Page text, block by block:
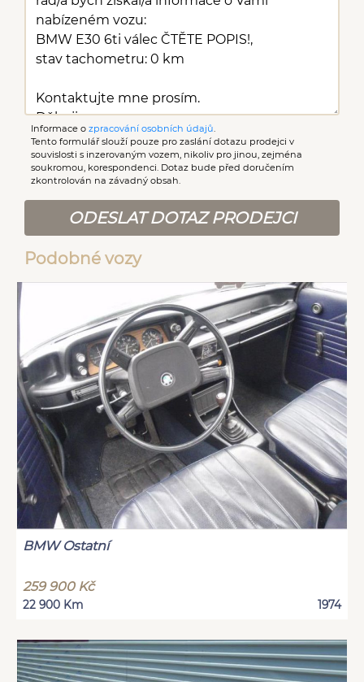
Informace o zpracování osobních údajů
Tento formulář slouží pouze pro zaslání dotazu prodejci v
souvislosti s inzerovaným vozem, nikoliv pro jinou, zejména
soukromou, korespondenci. Dotaz bude před doručením
zkontrolován na závadný obsah.
ODESLAT DOTAZ PRODEJCI
Podobné vozy
BMW Ostatní
259 900 Kč
22 900 Km 1974